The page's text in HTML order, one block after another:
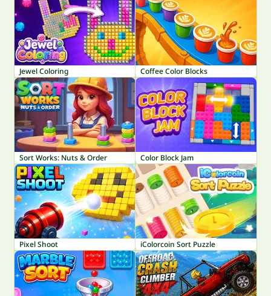
Jewel Coloring Coffee Color Blocks
Sort Works: Nuts & Order Color Block Jam
Pixel Shoot iColorcoin Sort Puzzle